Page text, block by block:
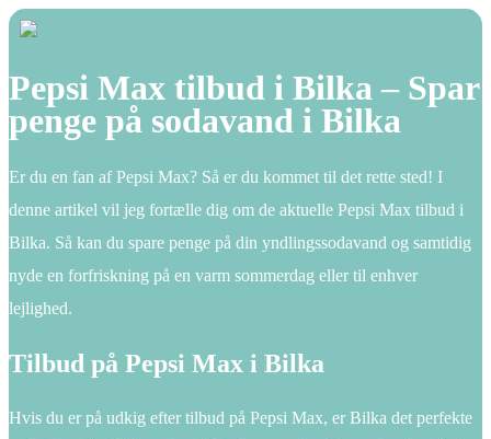
Pepsi Max tilbud i Bilka – Spar
penge på sodavand i Bilka
Er du en fan af Pepsi Max? Så er du kommet til det rette sted! I
denne artikel vil jeg fortælle dig om de aktuelle Pepsi Max tilbud i
Bilka. Så kan du spare penge på din yndlingssodavand og samtidig
nyde en forfriskning på en varm sommerdag eller til enhver
lejlighed.
Tilbud på Pepsi Max i Bilka
Hvis du er på udkig efter tilbud på Pepsi Max, er Bilka det perfekte